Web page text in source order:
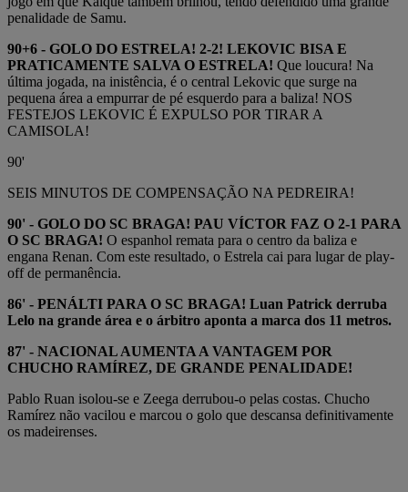
penalidade de Samu.
90+6 - GOLO DO ESTRELA! 2-2! LEKOVIC BISA E
PRATICAMENTE SALVA O ESTRELA! Que loucura! Na
última jogada, na inistência, é o central Lekovic que surge na
pequena área a empurrar de pé esquerdo para a baliza! NOS
FESTEJOS LEKOVIC É EXPULSO POR TIRAR A
CAMISOLA!
90'
SEIS MINUTOS DE COMPENSAÇÃO NA PEDREIRA!
90' - GOLO DO SC BRAGA! PAU VÍCTOR FAZ O 2-1 PARA
O SC BRAGA! O espanhol remata para o centro da baliza e
engana Renan. Com este resultado, o Estrela cai para lugar de play-
off de permanência.
86' - PENÁLTI PARA O SC BRAGA! Luan Patrick derruba
Lelo na grande área e o árbitro aponta a marca dos 11 metros.
87' - NACIONAL AUMENTA A VANTAGEM POR
CHUCHO RAMÍREZ, DE GRANDE PENALIDADE!
Pablo Ruan isolou-se e Zeega derrubou-o pelas costas. Chucho
Ramírez não vacilou e marcou o golo que descansa definitivamente
os madeirenses.